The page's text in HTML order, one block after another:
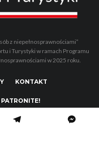
z niepełnosprawnościami”
i Turystyki w ramach Programu
w 2025 roku.
KONTAKT